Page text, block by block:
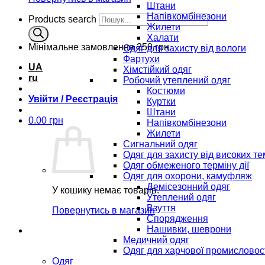
Products search
Мінімальне замовлення250 грн.
UA
ru
Увійти / Реєстрація
0.00 грн
У кошику немає товарів.
Повернутись в магазин
Штани
Напівкомбінезони
Жилети
Халати
Одяг для захисту від вологи
Фартухи
Хімстійкий одяг
Робочий утеплений одяг
Костюми
Куртки
Штани
Напівкомбінезони
Жилети
Сигнальний одяг
Одяг для захисту від високих
Одяг обмеженого терміну дії
Одяг для охорони, камуфляж
Демісезонний одяг
Утеплений одяг
Взуття
Спорядження
Нашивки, шеврони
Медичний одяг
Одяг для харчової
Одяг